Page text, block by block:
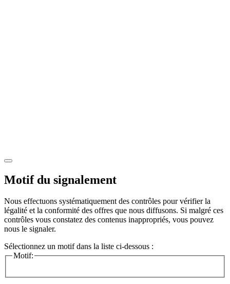
Motif du signalement
Nous effectuons systématiquement des contrôles pour vérifier la
légalité et la conformité des offres que nous diffusons. Si malgré ces
contrôles vous constatez des contenus inappropriés, vous pouvez
nous le signaler.
Sélectionnez un motif dans la liste ci-dessous :
Motif: